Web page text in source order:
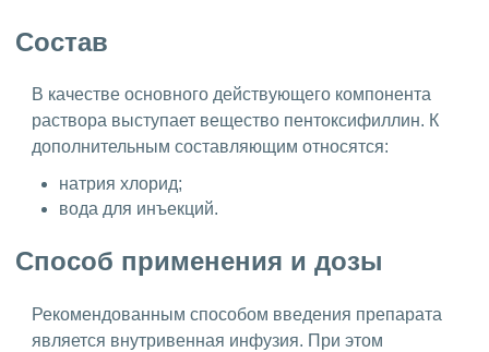
Состав
В качестве основного действующего компонента
раствора выступает вещество пентоксифиллин. К
дополнительным составляющим относятся:
натрия хлорид;
вода для инъекций.
Способ применения и дозы
Рекомендованным способом введения препарата
является внутривенная инфузия. При этом